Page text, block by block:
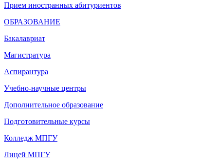
Прием иностранных абитуриентов
ОБРАЗОВАНИЕ
Бакалавриат
Магистратура
Аспирантура
Учебно-научные центры
Дополнительное образование
Подготовительные курсы
Колледж МПГУ
Лицей МПГУ